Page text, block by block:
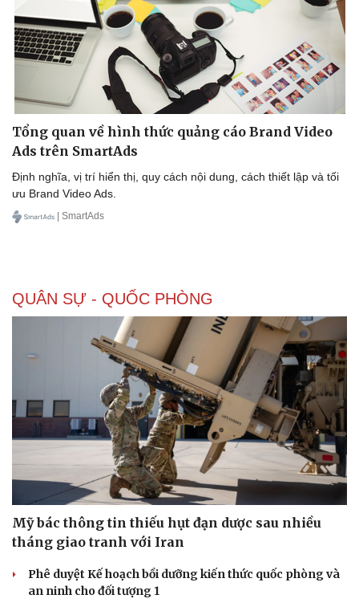
Tổng quan về hình thức quảng cáo Brand Video
Ads trên SmartAds
Định nghĩa, vị trí hiển thị, quy cách nội dung, cách thiết lập và tối
ưu Brand Video Ads.
| SmartAds
QUÂN SỰ - QUỐC PHÒNG
Mỹ bác thông tin thiếu hụt đạn dược sau nhiều
tháng giao tranh với Iran
Phê duyệt Kế hoạch bồi dưỡng kiến thức quốc phòng và
an ninh cho đối tượng 1